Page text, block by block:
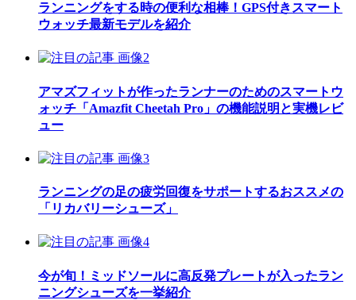
ランニングをする時の便利な相棒！GPS付きスマート
ウォッチ最新モデルを紹介
アマズフィットが作ったランナーのためのスマートウ
ォッチ「Amazfit Cheetah Pro」の機能説明と実機レビ
ュー
ランニングの足の疲労回復をサポートするおススメの
「リカバリーシューズ」
今が旬！ミッドソールに高反発プレートが入ったラン
ニングシューズを一挙紹介